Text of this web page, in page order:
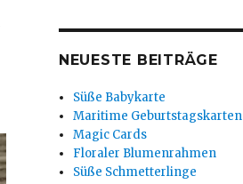
NEUESTE BEITRÄGE
Süße Babykarte
Maritime Geburtstagskarten
Magic Cards
Floraler Blumenrahmen
Süße Schmetterlinge